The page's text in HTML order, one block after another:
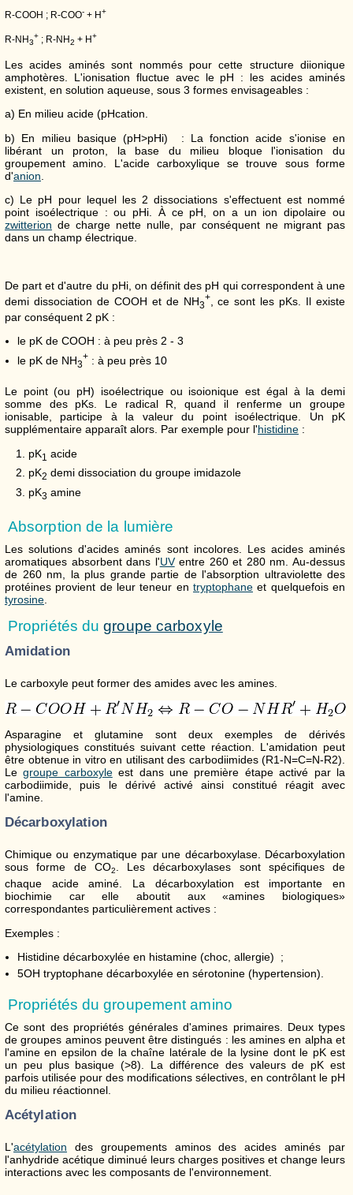
R-COOH ; R-COO- + H+
R-NH3
+ ; R-NH2 + H+
Les acides aminés sont nommés pour cette structure diionique
amphotères. L'ionisation fluctue avec le pH : les acides aminés
existent, en solution aqueuse, sous 3 formes envisageables :
a) En milieu acide (pHcation.
b) En milieu basique (pH>pHi) : La fonction acide s'ionise en
libérant un proton, la base du milieu bloque l'ionisation du
groupement amino. L'acide carboxylique se trouve sous forme
d'anion
c) Le pH pour lequel les 2 dissociations s'effectuent est nommé
point isoélectrique : ou pHi. À ce pH, on a un ion dipolaire ou
zwitterion de charge nette nulle, par conséquent ne migrant pas
dans un champ électrique.
De part et d'autre du pHi, on définit des pH qui correspondent à une
demi dissociation de COOH et de NH3
+, ce sont les pKs. Il existe
par conséquent 2 pK :
le pK de COOH : à peu près 2 - 3
le pK de NH3
+ : à peu près 10
Le point (ou pH) isoélectrique ou isoionique est égal à la demi
somme des pKs. Le radical R, quand il renferme un groupe
ionisable, participe à la valeur du point isoélectrique. Un pK
supplémentaire apparaît alors. Par exemple pour l'histidine :
pK1 acide
pK2 demi dissociation du groupe imidazole
pK3 amine
Absorption de la lumière
Les solutions d'acides aminés sont incolores. Les acides aminés
aromatiques absorbent dans l'UVentre 260 et 280 nm. Au-dessus
de 260 nm, la plus grande partie de l'absorption ultraviolette des
protéines provient de leur teneur en tryptophane et quelquefois en
tyrosine
Propriétés dugroupe carboxyle
Amidation
Le carboxyle peut former des amides avec les amines.
Asparagine et glutamine sont deux exemples de dérivés
physiologiques constitués suivant cette réaction. L'amidation peut
être obtenue in vitro en utilisant des carbodiimides (R1-N=C=N-R2).
Legroupe carboxyleest dans une première étape activé par la
carbodiimide, puis le dérivé activé ainsi constitué réagit avec
l'amine.
Décarboxylation
Chimique ou enzymatique par une décarboxylase. Décarboxylation
sous forme de CO2
. Les décarboxylases sont spécifiques de
chaque acide aminé. La décarboxylation est importante en
biochimie car elle aboutit aux «amines biologiques»
correspondantes particulièrement actives :
Exemples :
Histidine décarboxylée en histamine (choc, allergie) ;
5OH tryptophane décarboxylée en sérotonine (hypertension).
Propriétés du groupement amino
Ce sont des propriétés générales d'amines primaires. Deux types
de groupes aminos peuvent être distingués : les amines en alpha et
l'amine en epsilon de la chaîne latérale de la lysine dont le pK est
un peu plus basique (>8). La différence des valeurs de pK est
parfois utilisée pour des modifications sélectives, en contrôlant le pH
du milieu réactionnel.
Acétylation
L'acétylation des groupements aminos des acides aminés par
l'anhydride acétique diminué leurs charges positives et change leurs
interactions avec les composants de l'environnement.